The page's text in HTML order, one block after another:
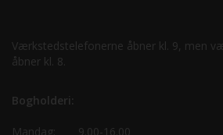
Værkstedstelefonerne åbner kl. 9, men
åbner kl. 8.
Bogholderi:
Mandag: 9.00-16.00